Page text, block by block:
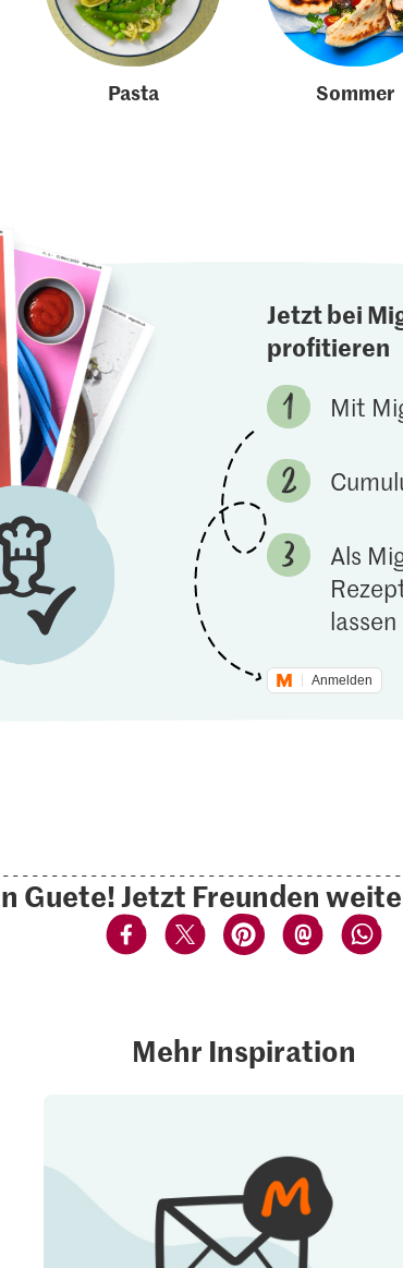
Pasta Sommer
Jetzt bei
profitieren
Mit
Als
lassen
Anmelden
Guete! Jetzt Freunden
Mehr Inspiration